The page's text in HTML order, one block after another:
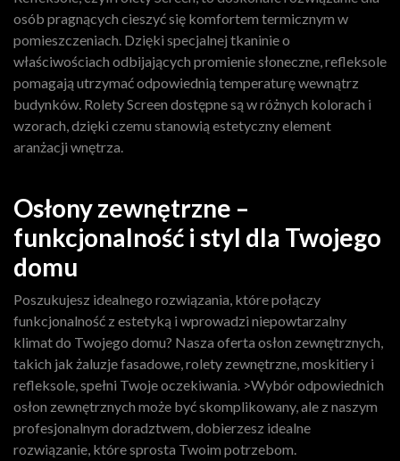
osób pragnących cieszyć się komfortem termicznym w
pomieszczeniach. Dzięki specjalnej tkaninie o
właściwościach odbijających promienie słoneczne, refleksole
pomagają utrzymać odpowiednią temperaturę wewnątrz
budynków. Rolety Screen dostępne są w różnych kolorach i
wzorach, dzięki czemu stanowią estetyczny element
aranżacji wnętrza.
Osłony zewnętrzne –
funkcjonalność i styl dla Twojego
domu
Poszukujesz idealnego rozwiązania, które połączy
funkcjonalność z estetyką i wprowadzi niepowtarzalny
klimat do Twojego domu? Nasza oferta osłon zewnętrznych,
takich jak żaluzje fasadowe, rolety zewnętrzne, moskitiery i
refleksole, spełni Twoje oczekiwania. >Wybór odpowiednich
osłon zewnętrznych może być skomplikowany, ale z naszym
profesjonalnym doradztwem, dobierzesz idealne
rozwiązanie, które sprosta Twoim potrzebom.